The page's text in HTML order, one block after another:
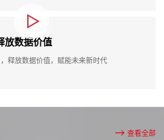
放数据价值
释放数据价值，赋能未来新时代
查看全部